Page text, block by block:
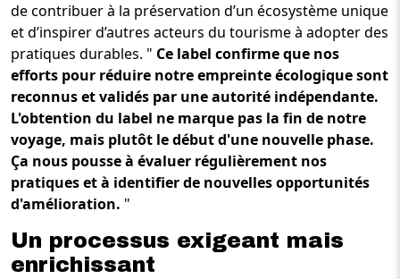
de contribuer à la préservation d’un écosystème unique
et d’inspirer d’autres acteurs du tourisme à adopter des
pratiques durables. " Ce label confirme que nos
efforts pour réduire notre empreinte écologique sont
reconnus et validés par une autorité indépendante.
L'obtention du label ne marque pas la fin de notre
voyage, mais plutôt le début d'une nouvelle phase.
Ça nous pousse à évaluer régulièrement nos
pratiques et à identifier de nouvelles opportunités
d'amélioration. "
Un processus exigeant mais
enrichissant